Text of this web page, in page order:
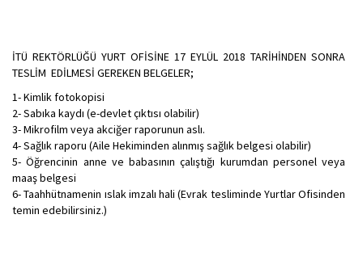
İTÜ REKTÖRLÜĞÜ YURT OFİSİNE 17 EYLÜL 2018 TARİHİNDEN SONRA
TESLİM EDİLMESİ GEREKEN BELGELER;
1- Kimlik fotokopisi
2- Sabıka kaydı (e-devlet çıktısı olabilir)
3- Mikrofilm veya akciğer raporunun aslı.
4- Sağlık raporu (Aile Hekiminden alınmış sağlık belgesi olabilir)
5- Öğrencinin anne ve babasının çalıştığı kurumdan personel veya
maaş belgesi
6- Taahhütnamenin ıslak imzalı hali (Evrak tesliminde Yurtlar Ofisinden
temin edebilirsiniz.)